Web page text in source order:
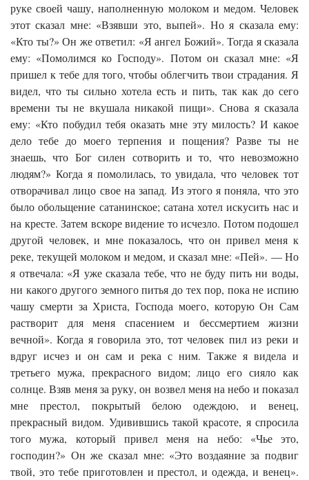
руке своей чашу, наполненную молоком и медом. Человек
этот сказал мне: «Взявши это, выпей». Но я сказала ему:
«Кто ты?» Он же ответил: «Я ангел Божий». Тогда я сказала
ему: «Помолимся ко Господу». Потом он сказал мне: «Я
пришел к тебе для того, чтобы облегчить твои страдания. Я
видел, что ты сильно хотела есть и пить, так как до сего
времени ты не вкушала никакой пищи». Снова я сказала
ему: «Кто побудил тебя оказать мне эту милость? И какое
дело тебе до моего терпения и пощения? Разве ты не
знаешь, что Бог силен сотворить и то, что невозможно
людям?» Когда я помолилась, то увидала, что человек тот
отворачивал лицо свое на запад. Из этого я поняла, что это
было обольщение сатанинское; сатана хотел искусить нас и
на кресте. Затем вскоре видение то исчезло. Потом подошел
другой человек, и мне показалось, что он привел меня к
реке, текущей молоком и медом, и сказал мне: «Пей». — Но
я отвечала: «Я уже сказала тебе, что не буду пить ни воды,
ни какого другого земного питья до тех пор, пока не испию
чашу смерти за Христа, Господа моего, которую Он Сам
растворит для меня спасением и бессмертием жизни
вечной». Когда я говорила это, тот человек пил из реки и
вдруг исчез и он сам и река с ним. Также я видела и
третьего мужа, прекрасного видом; лицо его сияло как
солнце. Взяв меня за руку, он возвел меня на небо и показал
мне престол, покрытый белою одеждою, и венец,
прекрасный видом. Удивившись такой красоте, я спросила
того мужа, который привел меня на небо: «Чье это,
господин?» Он же сказал мне: «Это воздаяние за подвиг
твой, это тебе приготовлен и престол, и одежда, и венец».